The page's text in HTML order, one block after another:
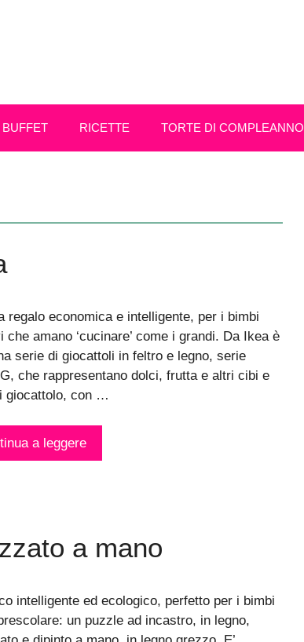
BUFFET RICETTE TORTE DI COMPLEANNO
regalo economica e intelligente, per i bimbi
che amano ‘cucinare’ come i grandi. Da Ikea è
serie di giocattoli in feltro e legno, serie
che rappresentano dolci, frutta e altri cibi e
giocattolo, con …
a leggere
a mano
intelligente ed ecologico, perfetto per i bimbi
un puzzle ad incastro, in legno,